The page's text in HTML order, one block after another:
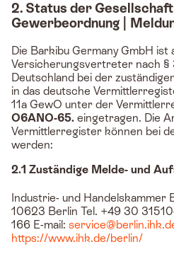
2. Status der
Gewerbeordnung |
Die Barkibu Germany GmbH ist
Versicherungsvertreter nach §
Deutschland bei der
in das deutsche
11a GewO unter der
O6ANO-65. eingetragen. Die
Vermittlerregister können bei
werden:
2.1 Zuständige Melde- und
Industrie- und Handelskammer
10623 Berlin Tel. +49 30
166 E-mail:
https://www.ihk.de/berlin/